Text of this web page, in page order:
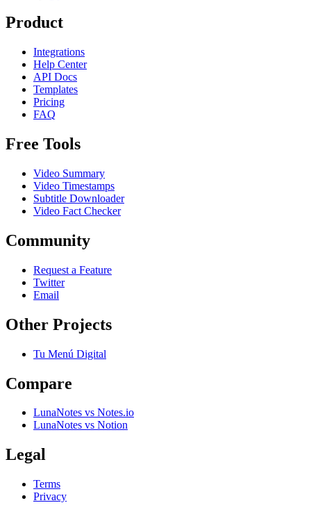
Product
Integrations
Help Center
API Docs
Templates
Pricing
FAQ
Free Tools
Video Summary
Video Timestamps
Subtitle Downloader
Video Fact Checker
Community
Request a Feature
Twitter
Email
Other Projects
Tu Menú Digital
Compare
LunaNotes vs Notes.io
LunaNotes vs Notion
Legal
Terms
Privacy